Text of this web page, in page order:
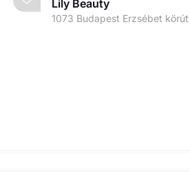
Lily Beauty
1073 Budapest Erzsébet